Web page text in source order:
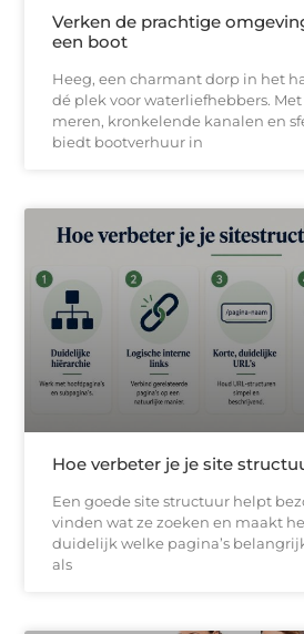
Verken de prachtige
een boot
Heeg, een charmant dorp in het
dé plek voor waterliefhebbers.
meren, kronkelende kanalen en
biedt bootverhuur in
Hoe verbeter je je site
Een goede site structuur helpt
vinden wat ze zoeken en maakt
duidelijk welke pagina’s
als